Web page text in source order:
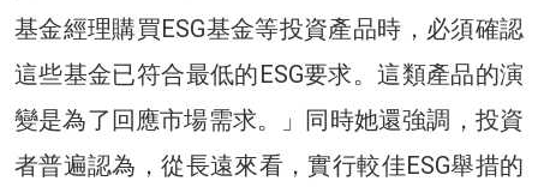
基金經理購買ESG基金等投資產品時，必須確認
這些基金已符合最低的ESG要求。這類產品的演
變是為了回應市場需求。」同時她還強調，投資
者普遍認為，從長遠來看，實行較佳ESG舉措的